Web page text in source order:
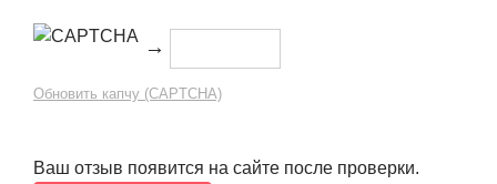
→
Обновить капчу (CAPTCHA)
Ваш отзыв появится на сайте после проверки.